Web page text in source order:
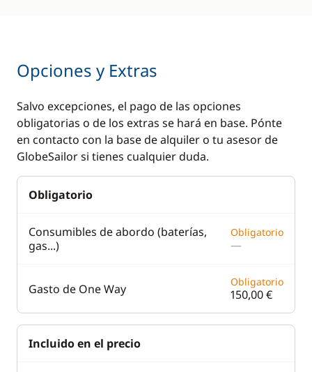
Opciones y Extras
Salvo excepciones, el pago de las opciones
obligatorias o de los extras se hará en base. Pónte
en contacto con la base de alquiler o tu asesor de
GlobeSailor si tienes cualquier duda.
Obligatorio
Consumibles de abordo (baterías,
gas...)
Obligatorio
—
Gasto de One Way Obligatorio
150,00 €
Incluido en el precio